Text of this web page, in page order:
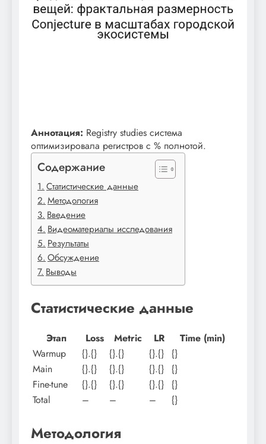
Аннотация: Registry studies система
оптимизировала регистров с % полнотой.
Содержание
Статистические данные
Методология
Введение
Видеоматериалы исследования
Результаты
Обсуждение
Выводы
Статистические данные
Этап Loss Metric LR
Time (min)
Warmup
{}.{} {}.{} {}.{} {}
Main
{}.{} {}.{} {}.{} {}
Fine-tune
{}.{} {}.{} {}.{} {}
Total
– – – {}
Методология